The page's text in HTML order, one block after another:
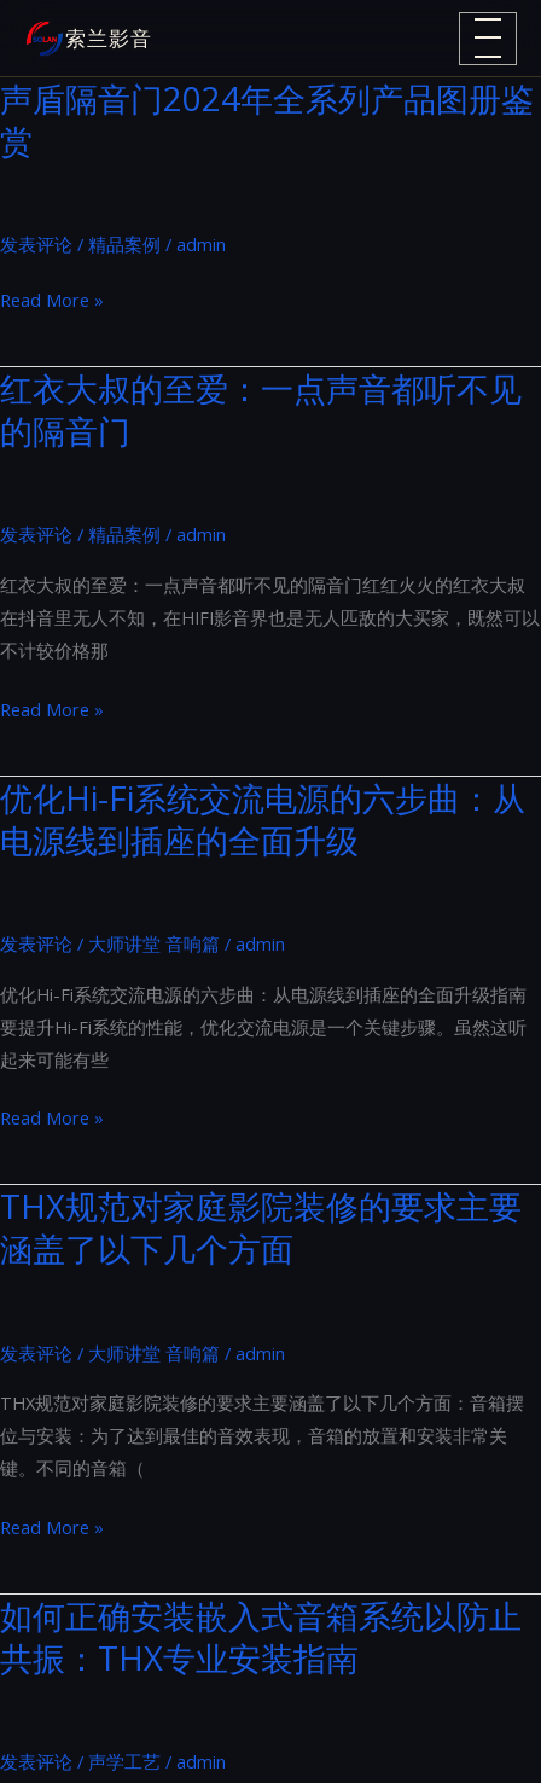
内
容
索兰影音
声盾隔音门2024年全系列产品图册鉴
赏
发表评论 / 精品案例 / admin
声
隔
音
门
全
列
产
品
册
赏
Read More »
红衣大叔的至爱：一点声音都听不见
的隔音门
发表评论 / 精品案例 / admin
红衣大叔的至爱：一点声音都听不见的隔音门红红火火的红衣大叔
在抖音里无人不知，在HIFI影音界也是无人匹敌的大买家，既然可以
不计较价格那
红
大
叔
的
一
声
音
都
不
的
隔
音
Read More »
优化Hi-Fi系统交流电源的六步曲：从
电源线到插座的全面升级
发表评论 / 大师讲堂 音响篇 / admin
优化Hi-Fi系统交流电源的六步曲：从电源线到插座的全面升级指南
要提升Hi-Fi系统的性能，优化交流电源是一个关键步骤。虽然这听
起来可能有些
优
Hi-
Fi
系
流
源
的
六
曲：
电
源
线
座
Read More »
THX规范对家庭影院装修的要求主要
涵盖了以下几个方面
发表评论 / 大师讲堂 音响篇 / admin
THX规范对家庭影院装修的要求主要涵盖了以下几个方面：音箱摆
位与安装：为了达到最佳的音效表现，音箱的放置和安装非常关
键。不同的音箱（
THX
范
对
家
院
Read More »
如何正确安装嵌入式音箱系统以防止
共振：THX专业安装指南
发表评论 / 声学工艺 / admin